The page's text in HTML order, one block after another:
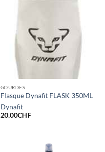
GOURDES
Flasque Dynafit FLASK 350ML
Dynafit
20.00CHF